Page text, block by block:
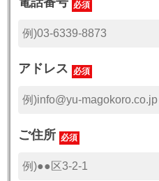
必須
アドレス 必須
ご住所 必須